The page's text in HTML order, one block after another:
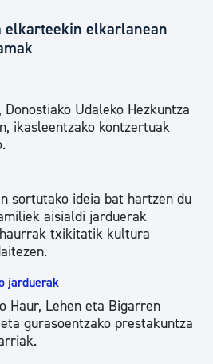
elkarteekin elkarlanean
Udaleko Hezkuntza
ikasleentzako kontzertuak
sortutako ideia bat hartzen du
aisialdi jarduerak
txikitatik kultura
jarduerak
Haur, Lehen eta Bigarren
gurasoentzako prestakuntza